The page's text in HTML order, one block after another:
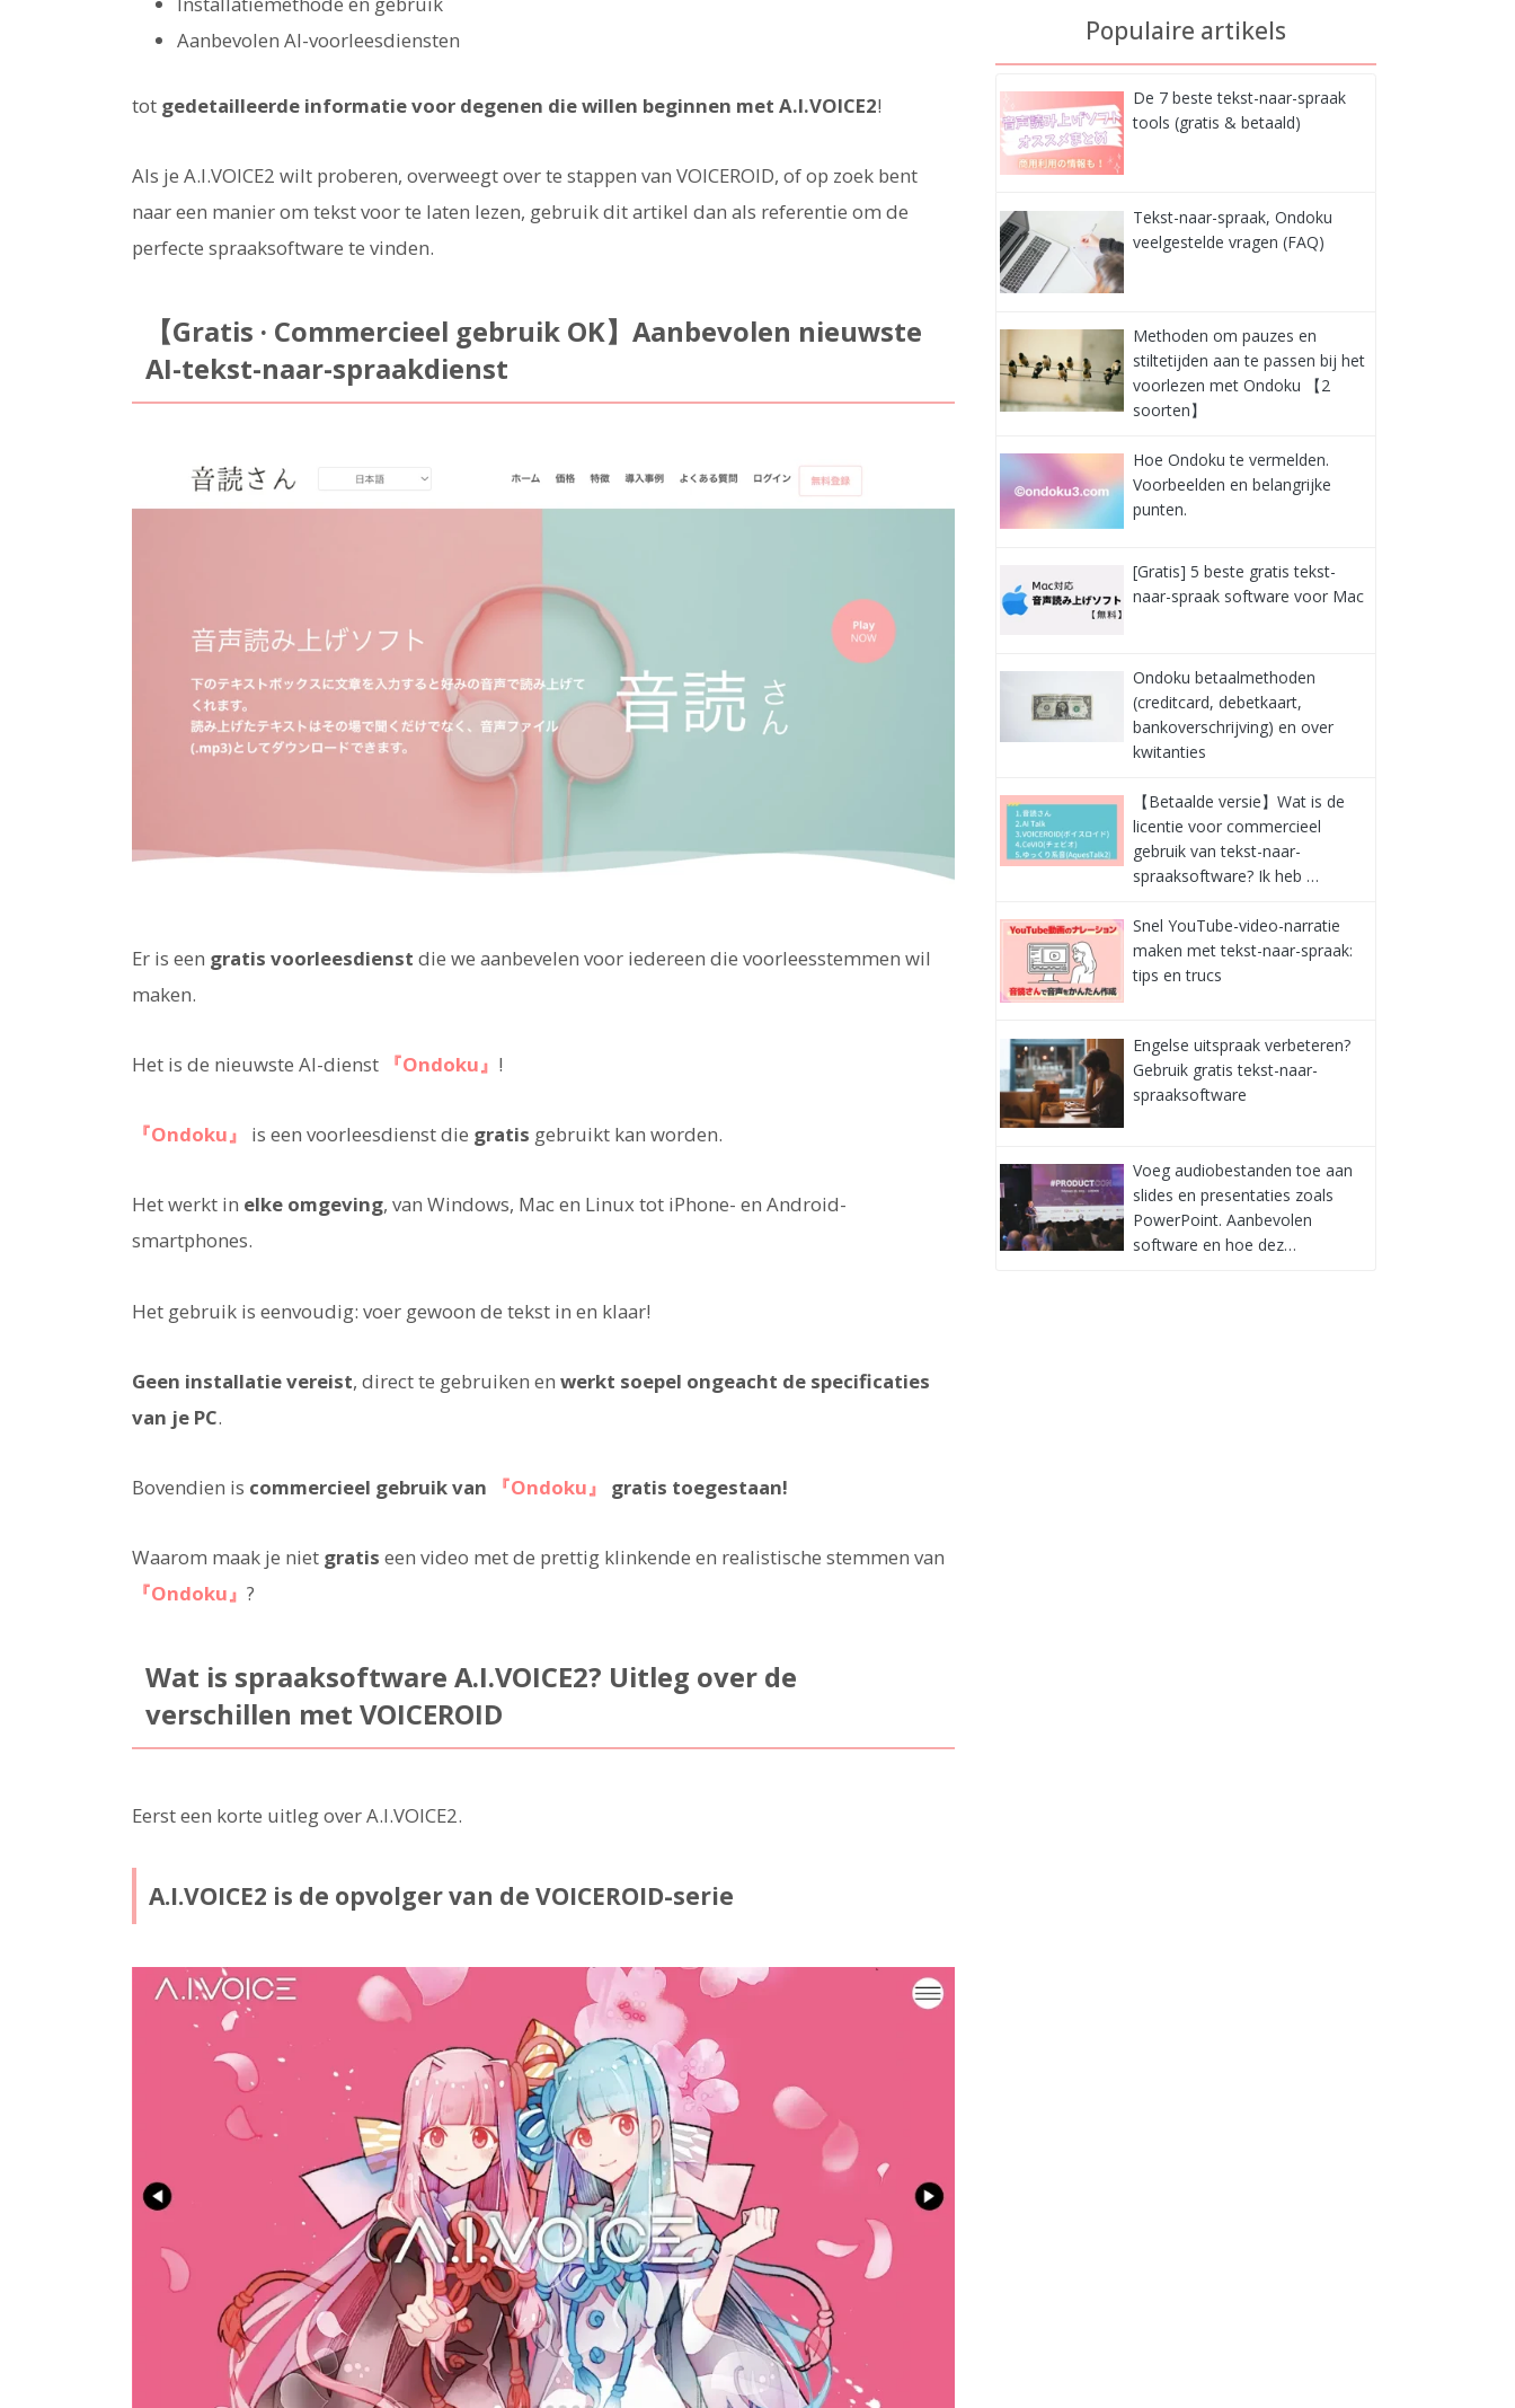
Aanbevolen AI-voorleesdiensten
tot gedetailleerde informatie voor degenen die willen beginnen met A.I.VOICE2!
Als je A.I.VOICE2 wilt proberen, overweegt over te stappen van VOICEROID, of op zoek bent
naar een manier om tekst voor te laten lezen, gebruik dit artikel dan als referentie om de
perfecte spraaksoftware te vinden.
【Gratis · Commercieel gebruik OK】Aanbevolen nieuwste
AI-tekst-naar-spraakdienst
Er is een gratis voorleesdienst die we aanbevelen voor iedereen die voorleesstemmen wil
maken.
Het is de nieuwste AI-dienst 『Ondoku』 !
『Ondoku』 is een voorleesdienst die gratis gebruikt kan worden.
Het werkt in elke omgeving, van Windows, Mac en Linux tot iPhone- en Android-
smartphones.
Het gebruik is eenvoudig: voer gewoon de tekst in en klaar!
Geen installatie vereist, direct te gebruiken en werkt soepel ongeacht de specificaties
van je PC.
Bovendien is commercieel gebruik van 『Ondoku』 gratis toegestaan!
Waarom maak je niet gratis een video met de prettig klinkende en realistische stemmen van
『Ondoku』 ?
Wat is spraaksoftware A.I.VOICE2? Uitleg over de
verschillen met VOICEROID
Eerst een korte uitleg over A.I.VOICE2.
A.I.VOICE2 is de opvolger van de VOICEROID-serie
Populaire artikels
De 7 beste tekst-naar-spraak
tools (gratis & betaald)
Tekst-naar-spraak, Ondoku
veelgestelde vragen (FAQ)
Methoden om pauzes en
stiltetijden aan te passen bij het
voorlezen met Ondoku 【2
soorten】
Hoe Ondoku te vermelden.
Voorbeelden en belangrijke
punten.
[Gratis] 5 beste gratis tekst-
naar-spraak software voor Mac
Ondoku betaalmethoden
(creditcard, debetkaart,
bankoverschrijving) en over
kwitanties
【Betaalde versie】Wat is de
licentie voor commercieel
gebruik van tekst-naar-
spraaksoftware? Ik heb …
Snel YouTube-video-narratie
maken met tekst-naar-spraak:
tips en trucs
Engelse uitspraak verbeteren?
Gebruik gratis tekst-naar-
spraaksoftware
Voeg audiobestanden toe aan
slides en presentaties zoals
PowerPoint. Aanbevolen
software en hoe dez…